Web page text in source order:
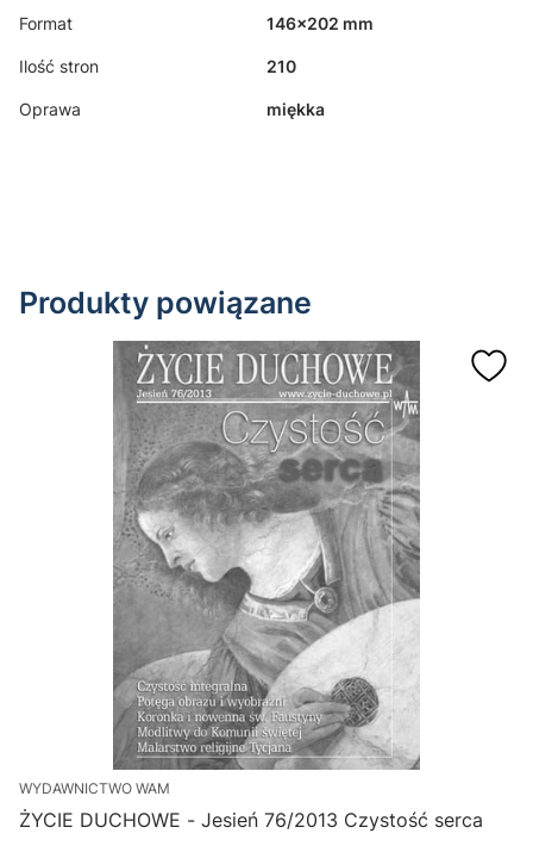
Format 146x202 mm
Ilość stron 210
Oprawa miękka
Produkty powiązane
WYDAWNICTWO WAM
ŻYCIE DUCHOWE - Jesień 76/2013 Czystość serca